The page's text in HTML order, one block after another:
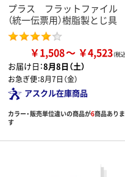
プラス フラットファイル
（統一伝票用）樹脂製とじ具
￥1,508 ￥4,523
お届け日：8月8日（土）
お急ぎ便：8月7日（金）
アスクル在庫商品
カラー・販売単位違いの商品が6商品ありま
す